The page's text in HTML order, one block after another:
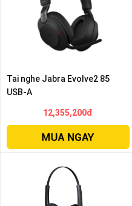
Tai nghe Jabra Evolve2 85
USB-A
12,355,200đ